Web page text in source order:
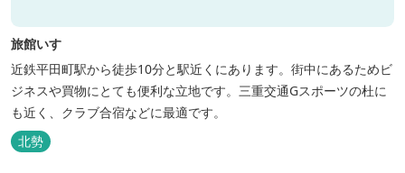
旅館いすゞ
近鉄平田町駅から徒歩10分と駅近くにあります。街中にあるためビ
ジネスや買物にとても便利な立地です。三重交通Gスポーツの杜に
も近く、クラブ合宿などに最適です。
北勢